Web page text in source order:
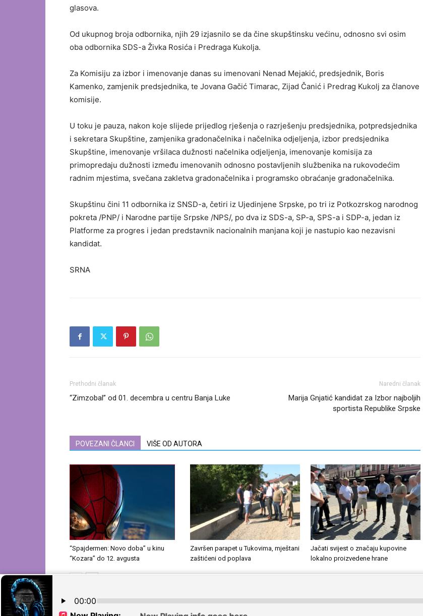
glasova.
Od ukupnog broja odbornika, njih 29 izjasnilo se da čine skupštinsku većinu, odnosno svi osim
oba odbornika SDS-a Živka Rosića i Predraga Kukolja.
Za Komisiju za izbor i imenovanje danas su imenovani Nenad Mejakić, predsjednik, Boris
Kamenko, zamjenik predsjednika, te Jovana Gačić Timarac, Zijad Čanić i Predrag Kukolj za članove
komisije.
U toku je pauza, nakon koje slijede prijedlog rješenja o razrješenju predsjednika, potpredsjednika
i sekretara Skupštine, zamjenika gradonačelnika i načelnika odjeljenja, izbor predsjednika
Skupštine, imenovanje vršilaca dužnosti načelnika odjeljenja, imenovanje komisija za
primopredaju dužnosti između imenovanih odnosno postavljenih službenika na rukovodećim
radnim mjestima, svečana zakletva gradonačelnika i programsko obraćanje gradonačelnika.
Skupštinu čini 11 odbornika iz SNSD-a, četiri iz Ujedinjene Srpske, po tri iz Potkozrskog narodnog
pokreta /PNP/ i Narodne partije Srpske /NPS/, po dva iz SDS-a, SP-a, SPS-a i SDP-a, jedan iz
Platforme za progres i jedan predstavnik nacionalnih manjana koji je nastupio kao nezavisni
kandidat.
SRNA
Prethodni članak
“Zimzobal” od 01. decembra u centru Banja Luke
Naredni članak
Marija Gnjatić kandidat za Izbor najboljih
sportista Republike Srpske
POVEZANI ČLANCI VIŠE OD AUTORA
“Spajdermen: Novo doba” u kinu
“Kozara” do 12. avgusta
Završen parapet u Tukovima, mještani
zaštićeni od poplava
Jačati svijest o značaju kupovine
lokalno proizvedene hrane